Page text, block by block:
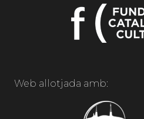
Web allotjada amb: